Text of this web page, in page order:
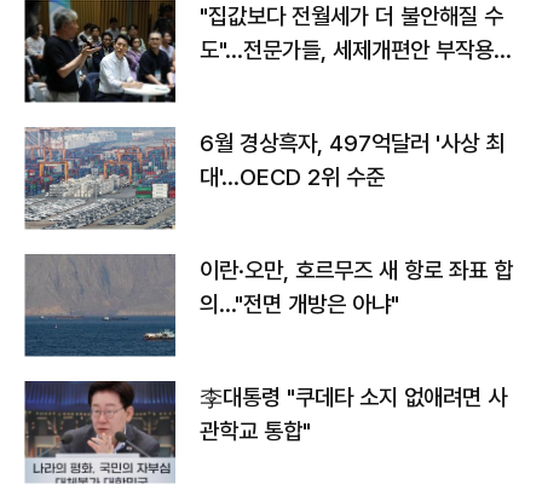
"집값보다 전월세가 더 불안해질 수
도"…전문가들, 세제개편안 부작용
6월 경상흑자, 497억달러 '사상 최
대'…OECD 2위 수준
이란·오만, 호르무즈 새 항로 좌표 합
의…"전면 개방은 아냐"
李대통령 "쿠데타 소지 없애려면 사
관학교 통합"